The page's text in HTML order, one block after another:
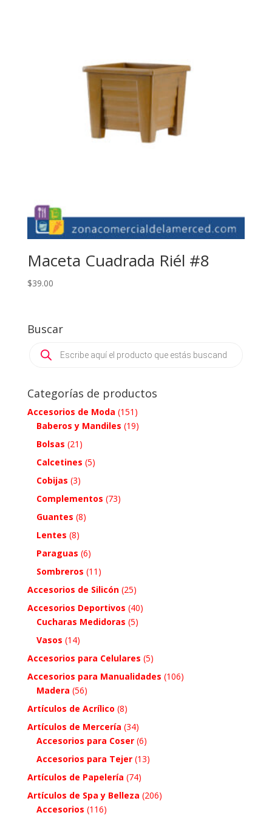
Maceta Cuadrada Riél #8
$39.00
Buscar
search
Categorías de productos
Accesorios de Moda (151)
Baberos y Mandiles (19)
Bolsas (21)
Calcetines (5)
Cobijas (3)
Complementos (73)
Guantes (8)
Lentes (8)
Paraguas (6)
Sombreros (11)
Accesorios de Silicón (25)
Accesorios Deportivos (40)
Cucharas Medidoras (5)
Vasos (14)
Accesorios para Celulares (5)
Accesorios para Manualidades (106)
Madera (56)
Artículos de Acrílico (8)
Artículos de Mercería (34)
Accesorios para Coser (6)
Accesorios para Tejer (13)
Artículos de Papelería (74)
Artículos de Spa y Belleza (206)
Accesorios (116)